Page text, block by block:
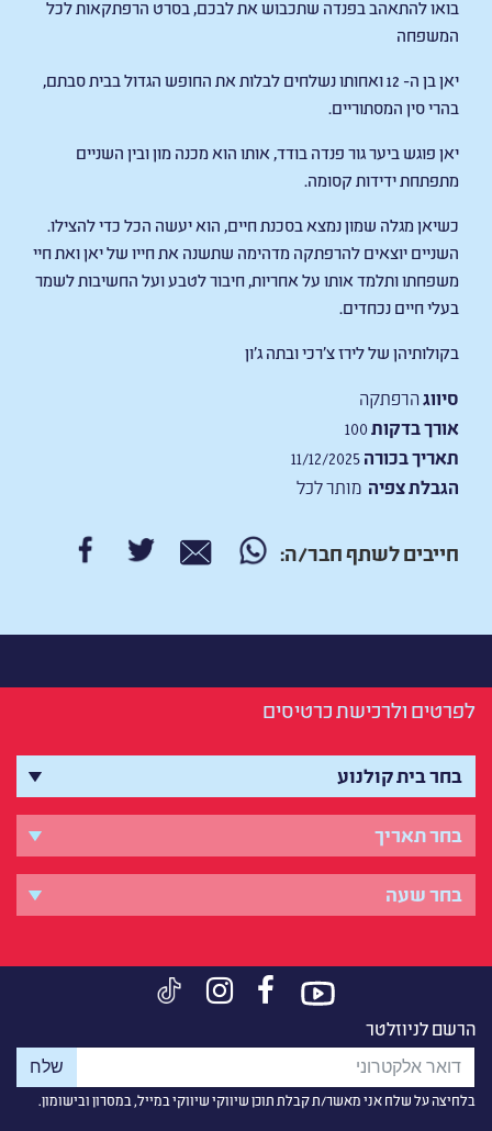
בואו להתאהב בפנדה שתכבוש את לבכם, בסרט הרפתקאות לכל
המשפחה
יאן בן ה- 12 ואחותו נשלחים לבלות את החופש הגדול בבית סבתם,
בהרי סין המסתוריים.
יאן פוגש ביער גור פנדה בודד, אותו הוא מכנה מון ובין השניים
מתפתחת ידידות קסומה.
כשיאן מגלה שמון נמצא בסכנת חיים, הוא יעשה הכל כדי להצילו.
השניים יוצאים להרפתקה מדהימה שתשנה את חייו של יאן ואת חיי
משפחתו ותלמד אותו על אחריות, חיבור לטבע ועל החשיבות לשמר
בעלי חיים נכחדים.
בקולותיהן של לירז צ׳רכי ובתה ג׳ון
סיווגהרפתקה
אורך בדקות
תאריך בכורה
הגבלת צפיה מותר לכל
חייבים לשתף חבר/ה:
לפרטים ולרכישת כרטיסים
הרשם לניוזלטר
בלחיצה על שלח אני מאשר/ת קבלת תוכן שיווקי שיווקי במייל, במסרון ובישומון.